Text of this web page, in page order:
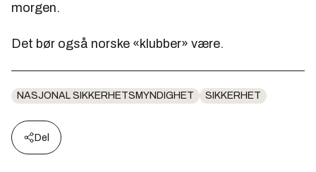
morgen.
Det bør også norske «klubber» være.
NASJONAL SIKKERHETSMYNDIGHET SIKKERHET
Del